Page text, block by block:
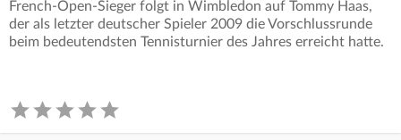
French-Open-Sieger folgt in Wimbledon auf Tommy Haas,
der als letzter deutscher Spieler 2009 die Vorschlussrunde
beim bedeutendsten Tennisturnier des Jahres erreicht hatte.